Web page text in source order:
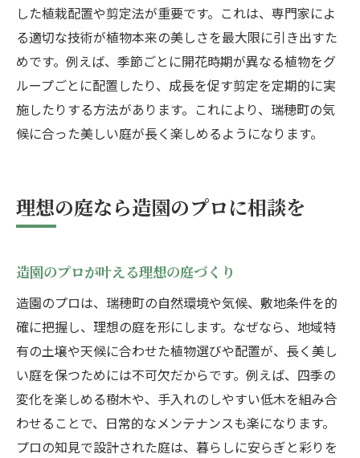
した植栽配置や剪定法が重要です。これは、専門家によ
る適切な技術が植物本来の美しさを最大限に引き出すた
めです。例えば、季節ごとに開花時期が異なる植物をグ
ループごとに配置したり、成長を促す剪定を定期的に実
施したりする方法があります。これにより、瑞穂町の気
候に合った美しい庭が長く楽しめるようになります。
理想の庭なら造園のプロに相談を
造園のプロが叶える理想の庭づくり
造園のプロは、瑞穂町の自然環境や気候、敷地条件を的
確に把握し、理想の庭を形にします。なぜなら、地域特
有の土壌や天候に合わせた植物選びや配置が、長く美し
い庭を保つためには不可欠だからです。例えば、四季の
変化を楽しめる樹木や、手入れのしやすい低木を組み合
わせることで、日常的なメンテナンスも楽になります。
プロの知見で設計された庭は、暮らしに安らぎと彩りを